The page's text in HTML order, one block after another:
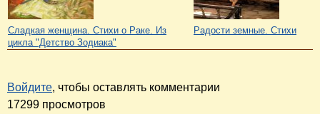
Сладкая женщина. Стихи о Раке. Из
цикла "Детство Зодиака"
Радости земные. Стихи
Войдите, чтобы оставлять комментарии
17299 просмотров